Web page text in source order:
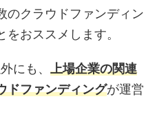
のクラウドファンディン
おススメします。
にも、 上場企業の関連
ドファンディングが運営